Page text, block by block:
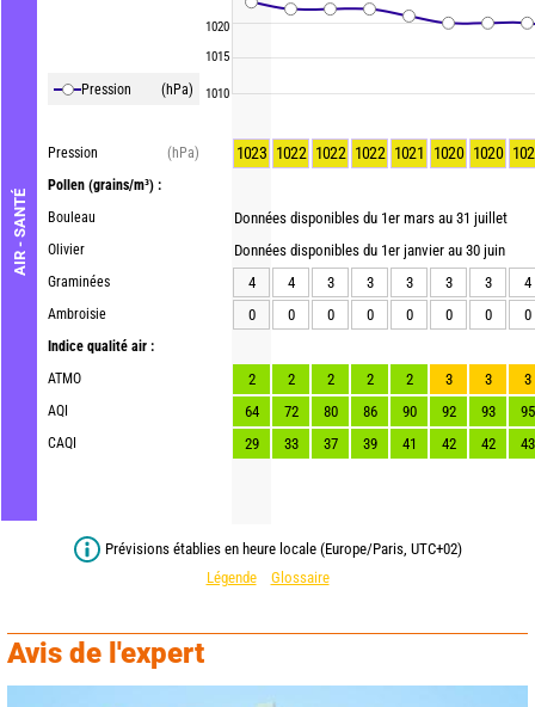
AIR - SANTÉ
Pression (hPa)
Pression
(hPa)
Pollen (grains/m³) :
Bouleau
Olivier
Graminées
Ambroisie
Indice qualité air :
ATMO
AQI
CAQI
1020
1015
1010
1023 1022 1022 1022 1021 1020 1020
Données disponibles du 1er mars au 31 juillet
Données disponibles du 1er janvier au 30 juin
4
4 3 3 3 3 3
4
0
0 0 0 0 0 0 0
2 2 2 2 2 3 3
3
64
72 80 86 90 92 93
95
29
33 37 39 41 42 42 43
Prévisions établies en heure locale (Europe/Paris, UTC+02)
Légende
Glossaire
Avis de l'expert